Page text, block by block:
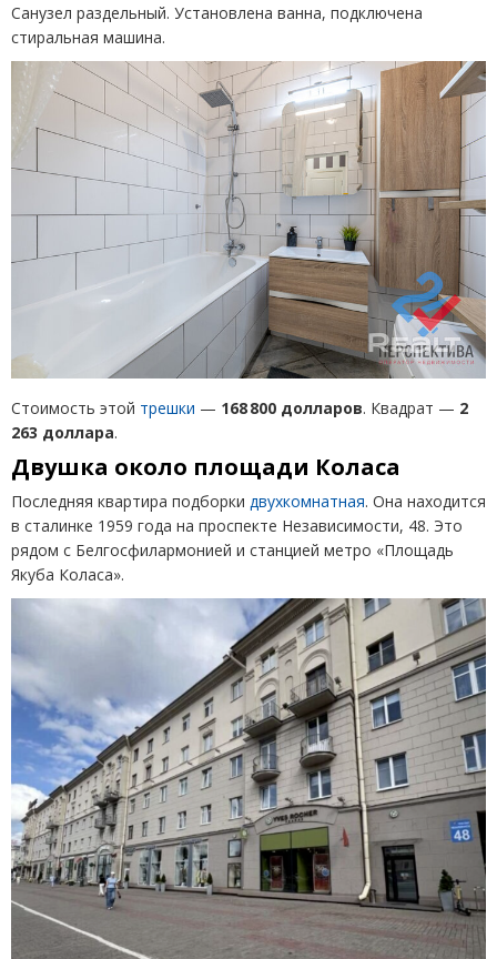
Санузел раздельный. Установлена ванна, подключена
стиральная машина.
Стоимость этой трешки — 168 800 долларов. Квадрат — 2
263 доллара.
Двушка около площади Коласа
Последняя квартира подборки двухкомнатная. Она находится
в сталинке 1959 года на проспекте Независимости, 48. Это
рядом с Белгосфилармонией и станцией метро «Площадь
Якуба Коласа».